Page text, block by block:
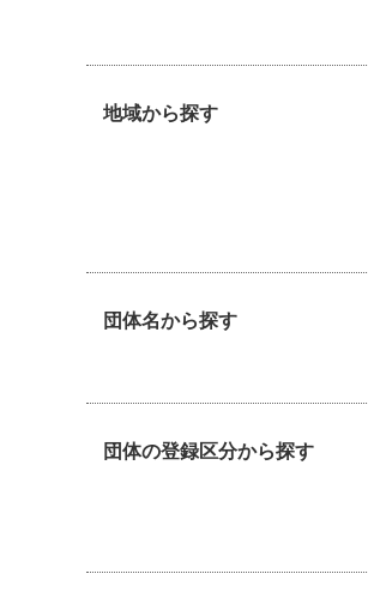
地域から探す
団体名から探す
団体の登録区分から探す